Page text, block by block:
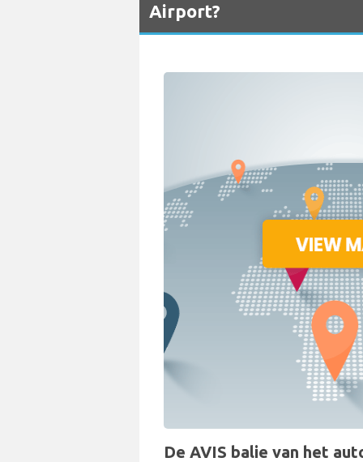
Airport?
De AVIS balie van het